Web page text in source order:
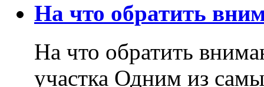
На что обратить
На что обратить
участка Одним из